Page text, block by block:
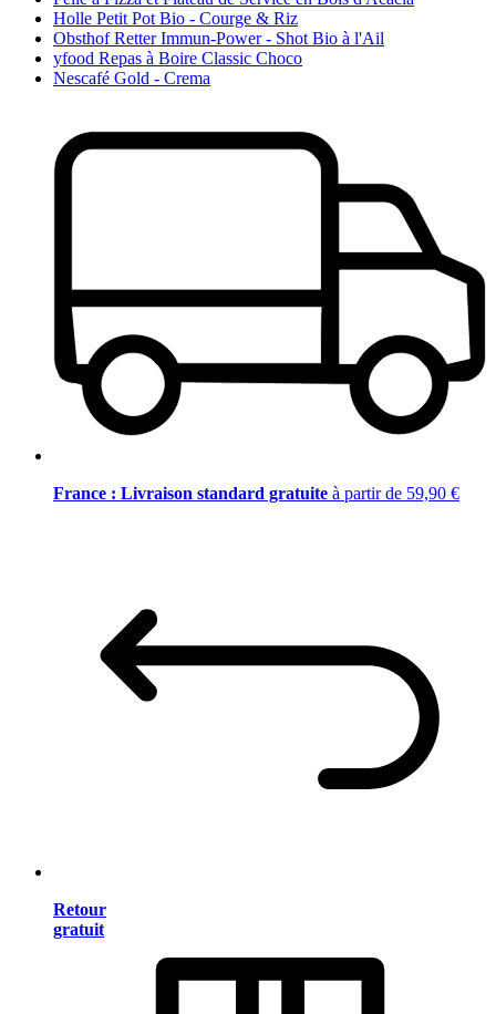
Holle Petit Pot Bio - Courge & Riz
Obsthof Retter Immun-Power - Shot Bio à l'Ail
yfood Repas à Boire Classic Choco
Nescafé Gold - Crema
France : Livraison standard gratuite à partir de 59,90 €
Retour
gratuit